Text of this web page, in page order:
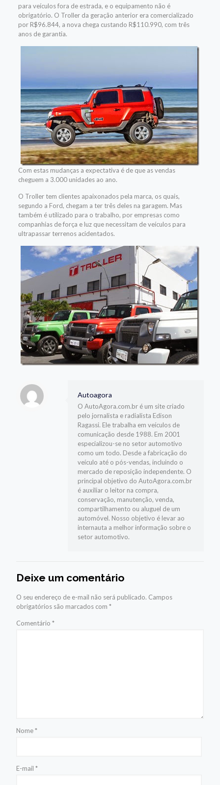
para veículos fora de estrada, e o equipamento não é
obrigatório. O Troller da geração anterior era comercializado
por R$96.844, a nova chega custando R$110.990, com três
anos de garantia.
Com estas mudanças a expectativa é de que as vendas
cheguem a 3.000 unidades ao ano.
O Troller tem clientes apaixonados pela marca, os quais,
segundo a Ford, chegam a ter três deles na garagem. Mas
também é utilizado para o trabalho, por empresas como
companhias de força e luz que necessitam de veículos para
ultrapassar terrenos acidentados.
Autoagora
O AutoAgora.com.br é um site criado
pelo jornalista e radialista Edison
Ragassi. Ele trabalha em veículos de
comunicação desde 1988. Em 2001
especializou-se no setor automotivo
como um todo. Desde a fabricação do
veículo até o pós-vendas, incluindo o
mercado de reposição independente. O
principal objetivo do AutoAgora.com.br
é auxiliar o leitor na compra,
conservação, manutenção, venda,
compartilhamento ou aluguel de um
automóvel. Nosso objetivo é levar ao
internauta a melhor informação sobre o
setor automotivo.
Deixe um comentário
O seu endereço de e-mail não será publicado. Campos
obrigatórios são marcados com *
Comentário *
Nome*
E-mail *